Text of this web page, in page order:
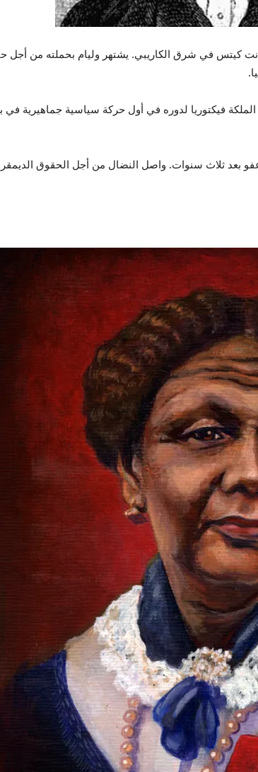
كيتس في شرق الكاريبي. يشتهر وليام بحملته من أجل
فيكتوريا لدوره في أول حركة سياسية جماهيرية في
بعد ثلاث سنوات. واصل النضال من أجل الحقوق